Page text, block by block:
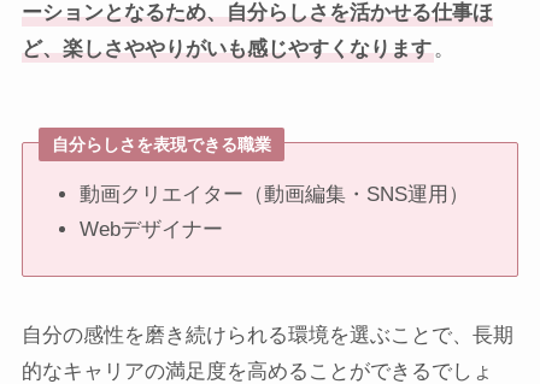
ーションとなるため、自分らしさを活かせる仕事ほ
ど、楽しさややりがいも感じやすくなります。
自分らしさを表現できる職業
動画クリエイター（動画編集・SNS運用）
Webデザイナー
自分の感性を磨き続けられる環境を選ぶことで、長期
的なキャリアの満足度を高めることができるでしょ